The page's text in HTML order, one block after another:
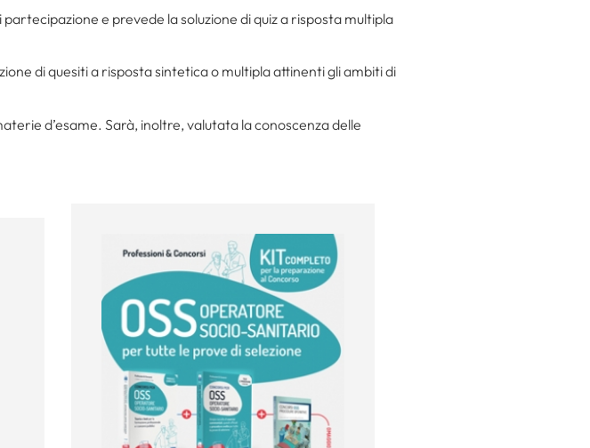
e prevede la soluzione di quiz a risposta multipla
di quesiti a risposta sintetica o multipla attinenti gli ambiti di
d’esame. Sarà, inoltre, valutata la conoscenza delle